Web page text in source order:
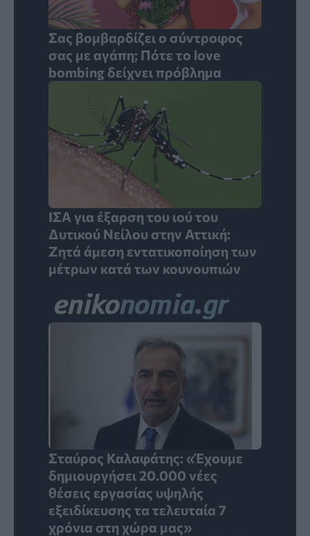
Σας βομβαρδίζει ο σύντροφος
σας με αγάπη; Πότε το love
bombing δείχνει πρόβλημα
ΙΣΑ για έξαρση του ιού του
Δυτικού Νείλου στην Αττική:
Ζητά άμεση εντατικοποίηση των
μέτρων κατά των κουνουπιών
Σταύρος Καλαφάτης: «Έχουμε
δημιουργήσει 20.000 νέες
θέσεις εργασίας υψηλής
εξειδίκευσης τα τελευταία 7
χρόνια στη χώρα μας»